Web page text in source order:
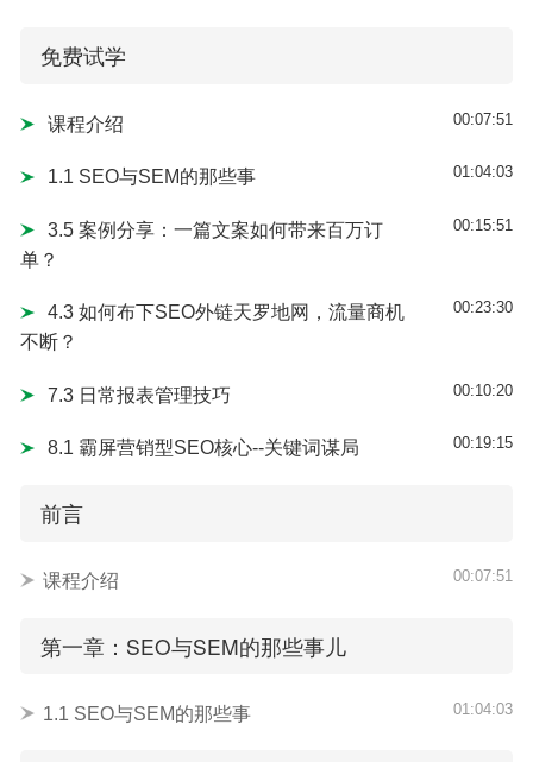
免费试学
课程介绍 00:07:51
1.1 SEO与SEM的那些事 01:04:03
3.5 案例分享：一篇文案如何带来百万订
单？
00:15:51
4.3 如何布下SEO外链天罗地网，流量商机
不断？
00:23:30
7.3 日常报表管理技巧 00:10:20
8.1 霸屏营销型SEO核心--关键词谋局 00:19:15
前言
课程介绍 00:07:51
第一章：SEO与SEM的那些事儿
1.1 SEO与SEM的那些事 01:04:03